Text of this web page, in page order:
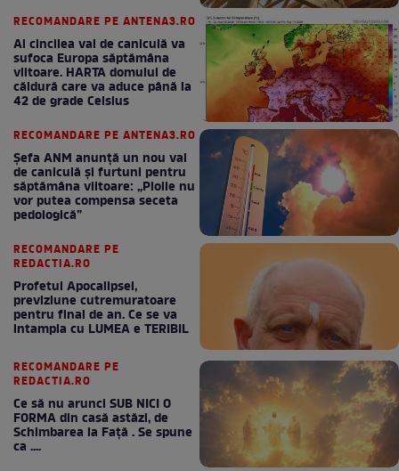
RECOMANDARE PE ANTENA3.RO
Al cincilea val de caniculă va
sufoca Europa săptămâna
viitoare. HARTA domului de
căldură care va aduce până la
42 de grade Celsius
RECOMANDARE PE ANTENA3.RO
Șefa ANM anunță un nou val
de caniculă și furtuni pentru
săptămâna viitoare: „Ploile nu
vor putea compensa seceta
pedologică”
RECOMANDARE PE
REDACTIA.RO
Profetul Apocalipsei,
previziune cutremuratoare
pentru final de an. Ce se va
intampla cu LUMEA e TERIBIL
RECOMANDARE PE
REDACTIA.RO
Ce să nu arunci SUB NICI O
FORMA din casă astăzi, de
Schimbarea la Față . Se spune
ca ....